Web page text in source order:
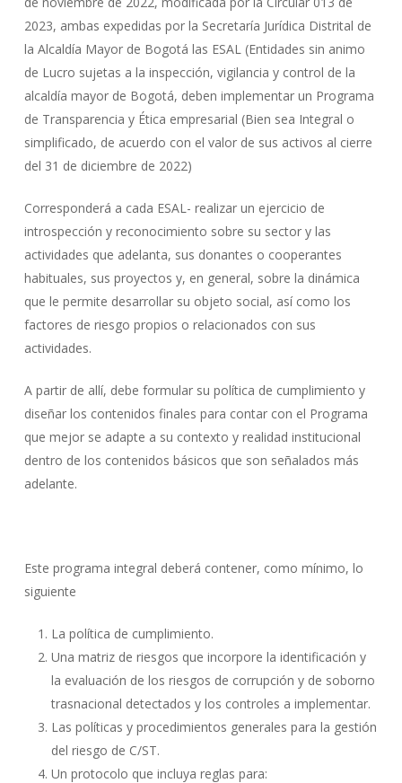
2023, ambas expedidas por la Secretaría Jurídica Distrital de
la Alcaldía Mayor de Bogotá las ESAL (Entidades sin animo
de Lucro sujetas a la inspección, vigilancia y control de la
alcaldía mayor de Bogotá, deben implementar un Programa
de Transparencia y Ética empresarial (Bien sea Integral o
simplificado, de acuerdo con el valor de sus activos al cierre
del 31 de diciembre de 2022)
Corresponderá a cada ESAL- realizar un ejercicio de
introspección y reconocimiento sobre su sector y las
actividades que adelanta, sus donantes o cooperantes
habituales, sus proyectos y, en general, sobre la dinámica
que le permite desarrollar su objeto social, así como los
factores de riesgo propios o relacionados con sus
actividades.
A partir de allí, debe formular su política de cumplimiento y
diseñar los contenidos finales para contar con el Programa
que mejor se adapte a su contexto y realidad institucional
dentro de los contenidos básicos que son señalados más
adelante.
Este programa integral deberá contener, como mínimo, lo
siguiente
La política de cumplimiento.
Una matriz de riesgos que incorpore la identificación y
la evaluación de los riesgos de corrupción y de soborno
trasnacional detectados y los controles a implementar.
Las políticas y procedimientos generales para la gestión
del riesgo de C/ST.
Un protocolo que incluya reglas para: